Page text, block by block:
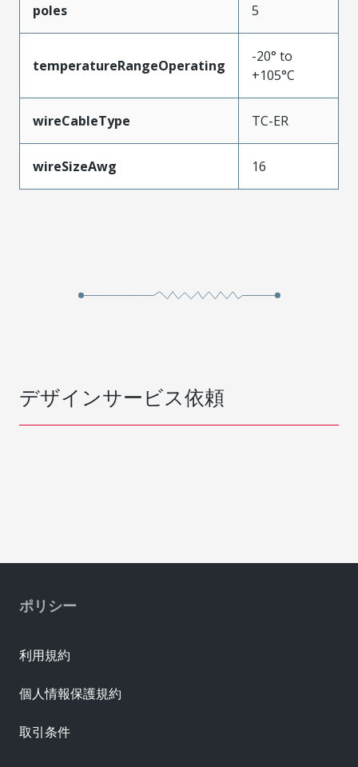
poles 5
temperatureRangeOperating
-20° to
+105°C
wireCableType TC-ER
wireSizeAwg 16
デザインサービス依頼
ポリシー
利用規約
個人情報保護規約
取引条件